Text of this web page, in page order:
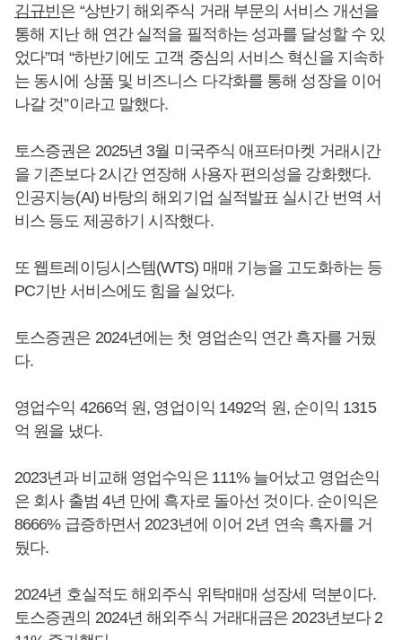
김규빈은 “상반기 해외주식 거래 부문의 서비스 개선을
통해 지난 해 연간 실적을 필적하는 성과를 달성할 수 있
었다”며 “하반기에도 고객 중심의 서비스 혁신을 지속하
는 동시에 상품 및 비즈니스 다각화를 통해 성장을 이어
나갈 것”이라고 말했다.
토스증권은 2025년 3월 미국주식 애프터마켓 거래시간
을 기존보다 2시간 연장해 사용자 편의성을 강화했다.
인공지능(AI) 바탕의 해외기업 실적발표 실시간 번역 서
비스 등도 제공하기 시작했다.
또 웹트레이딩시스템(WTS) 매매 기능을 고도화하는 등
PC기반 서비스에도 힘을 실었다.
토스증권은 2024년에는 첫 영업손익 연간 흑자를 거뒀
다.
영업수익 4266억 원, 영업이익 1492억 원, 순이익 1315
억 원을 냈다.
2023년과 비교해 영업수익은 111% 늘어났고 영업손익
은 회사 출범 4년 만에 흑자로 돌아선 것이다. 순이익은
8666% 급증하면서 2023년에 이어 2년 연속 흑자를 거
뒀다.
2024년 호실적도 해외주식 위탁매매 성장세 덕분이다.
토스증권의 2024년 해외주식 거래대금은 2023년보다 2